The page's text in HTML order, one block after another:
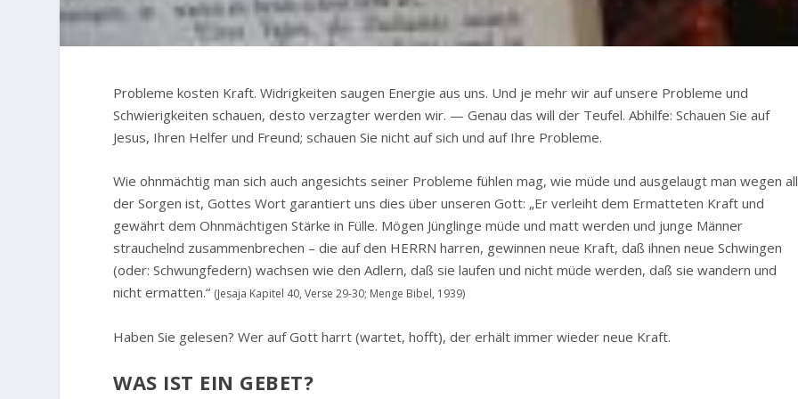
Probleme kosten Kraft. Widrigkeiten saugen Energie aus uns. Und je mehr wir auf unsere Probleme und
Schwierigkeiten schauen, desto verzagter werden wir. — Genau das will der Teufel. Abhilfe: Schauen Sie auf
Jesus, Ihren Helfer und Freund; schauen Sie nicht auf sich und auf Ihre Probleme.
Wie ohnmächtig man sich auch angesichts seiner Probleme fühlen mag, wie müde und ausgelaugt man wegen all
der Sorgen ist, Gottes Wort garantiert uns dies über unseren Gott: „Er verleiht dem Ermatteten Kraft und
gewährt dem Ohnmächtigen Stärke in Fülle. Mögen Jünglinge müde und matt werden und junge Männer
strauchelnd zusammenbrechen – die auf den HERRN harren, gewinnen neue Kraft, daß ihnen neue Schwingen
(oder: Schwungfedern) wachsen wie den Adlern, daß sie laufen und nicht müde werden, daß sie wandern und
nicht ermatten.“ (Jesaja Kapitel 40, Verse 29-30; Menge Bibel, 1939)
Haben Sie gelesen? Wer auf Gott harrt (wartet, hofft), der erhält immer wieder neue Kraft.
WAS IST EIN GEBET?